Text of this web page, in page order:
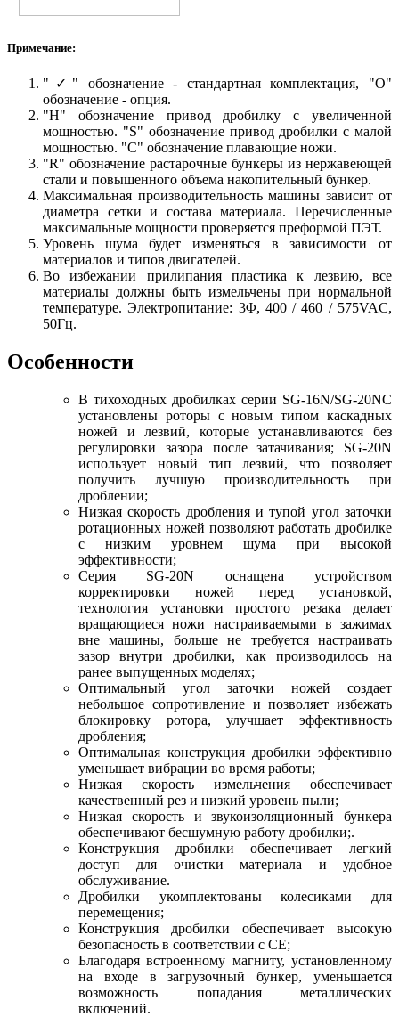
Примечание:
"✓" обозначение - стандартная комплектация, "O"
обозначение - опция.
"H" обозначение привод дробилку с увеличенной
мощностью. "S" обозначение привод дробилки с малой
мощностью. "C" обозначение плавающие ножи.
"R" обозначение растарочные бункеры из нержавеющей
стали и повышенного объема накопительный бункер.
Максимальная производительность машины зависит от
диаметра сетки и состава материала. Перечисленные
максимальные мощности проверяется преформой ПЭТ.
Уровень шума будет изменяться в зависимости от
материалов и типов двигателей.
Во избежании прилипания пластика к лезвию, все
материалы должны быть измельчены при нормальной
температуре. Электропитание: 3Φ, 400 / 460 / 575VAC,
50Гц.
Особенности
В тихоходных дробилках серии SG-16N/SG-20NC
установлены роторы с новым типом каскадных
ножей и лезвий, которые устанавливаются без
регулировки зазора после затачивания; SG-20N
использует новый тип лезвий, что позволяет
получить лучшую производительность при
дроблении;
Низкая скорость дробления и тупой угол заточки
ротационных ножей позволяют работать дробилке
с низким уровнем шума при высокой
эффективности;
Серия SG-20N оснащена устройством
корректировки ножей перед установкой,
технология установки простого резака делает
вращающиеся ножи настраиваемыми в зажимах
вне машины, больше не требуется настраивать
зазор внутри дробилки, как производилось на
ранее выпущенных моделях;
Оптимальный угол заточки ножей создает
небольшое сопротивление и позволяет избежать
блокировку ротора, улучшает эффективность
дробления;
Оптимальная конструкция дробилки эффективно
уменьшает вибрации во время работы;
Низкая скорость измельчения обеспечивает
качественный рез и низкий уровень пыли;
Низкая скорость и звукоизоляционный бункера
обеспечивают бесшумную работу дробилки;.
Конструкция дробилки обеспечивает легкий
доступ для очистки материала и удобное
обслуживание.
Дробилки укомплектованы колесиками для
перемещения;
Конструкция дробилки обеспечивает высокую
безопасность в соответствии с СЕ;
Благодаря встроенному магниту, установленному
на входе в загрузочный бункер, уменьшается
возможность попадания металлических
включений.